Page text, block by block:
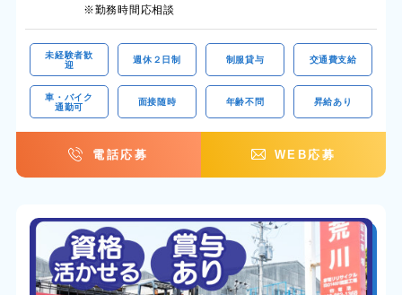
※勤務時間応相談
未経験者歓
迎
週休２日制 制服貸与 交通費支給
車・バイク
通勤可
面接随時 年齢不問 昇給あり
電話応募 WEB応募